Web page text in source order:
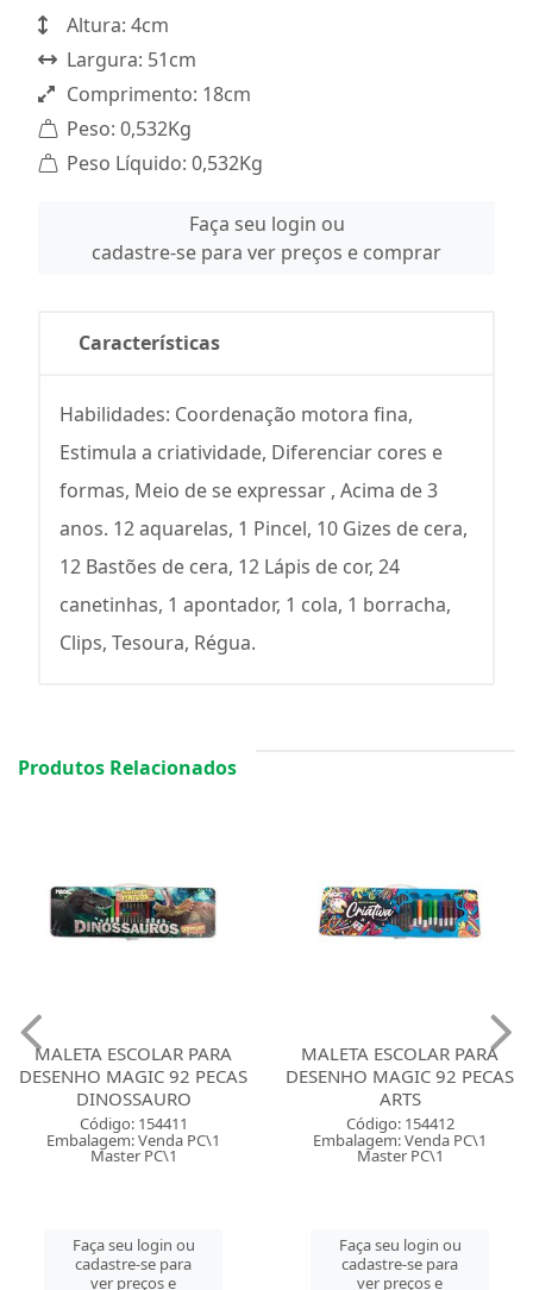
Altura: 4cm
Largura: 51cm
Comprimento: 18cm
Peso: 0,532Kg
Peso Líquido: 0,532Kg
Faça seu login ou
cadastre-se para ver preços e comprar
Características
Habilidades: Coordenação motora fina,
Estimula a criatividade, Diferenciar cores e
formas, Meio de se expressar , Acima de 3
anos. 12 aquarelas, 1 Pincel, 10 Gizes de cera,
12 Bastões de cera, 12 Lápis de cor, 24
canetinhas, 1 apontador, 1 cola, 1 borracha,
Clips, Tesoura, Régua.
Produtos Relacionados
MALETA ESCOLAR PARA
DESENHO MAGIC 92 PECAS
DINOSSAURO
Código: 154411
Embalagem: Venda PC\1
Master PC\1
Faça seu login ou
cadastre-se para
ver preços e
MALETA ESCOLAR PARA
DESENHO MAGIC 92 PECAS
ARTS
Código: 154412
Embalagem: Venda PC\1
Master PC\1
Faça seu login ou
cadastre-se para
ver preços e